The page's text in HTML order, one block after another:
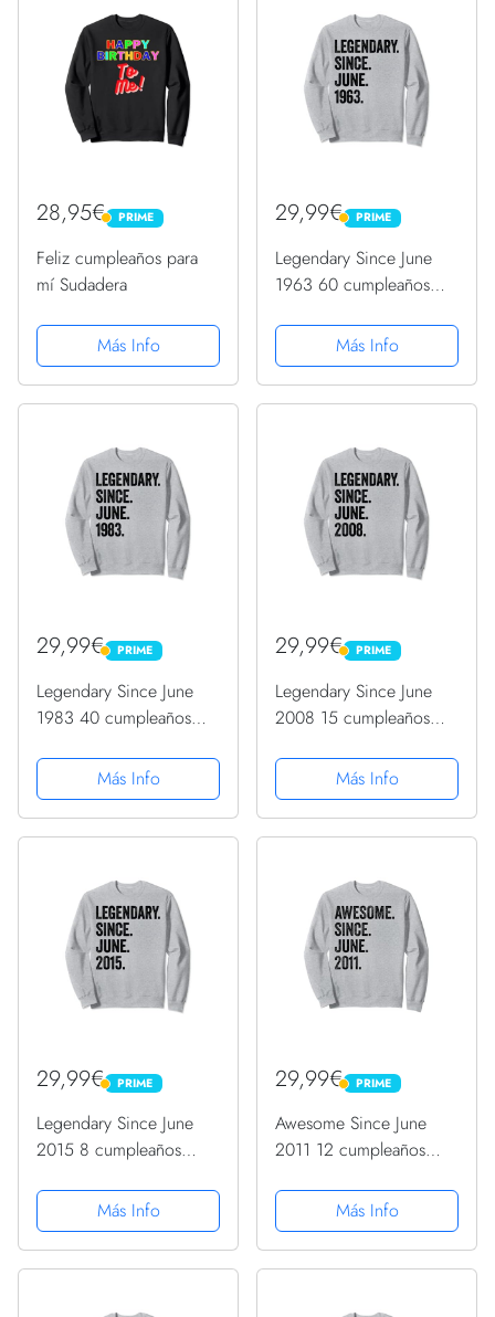
28,95€ PRIME
PRIME
Feliz cumpleaños para
mí Sudadera
Más Info
29,99€ PRIME
PRIME
Legendary Since June
1963 60 cumpleaños
Más Info
29,99€ PRIME
PRIME
Legendary Since June
1983 40 cumpleaños
Más Info
29,99€ PRIME
PRIME
Legendary Since June
2008 15 cumpleaños
Más Info
29,99€ PRIME
PRIME
Legendary Since June
2015 8 cumpleaños
Más Info
29,99€ PRIME
PRIME
Awesome Since June
2011 12 cumpleaños
Más Info